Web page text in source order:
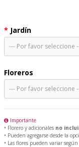
Jardín
Floreros
Importante
• Florero y adicionales no
• Pueden agregarse desde la
• Las flores pueden variar